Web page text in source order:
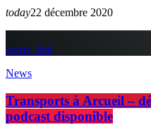
today22 décembre 2020
insert_link
News
Transports à Arcueil –
podcast disponible